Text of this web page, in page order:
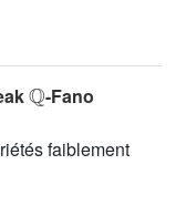
-Fano
faiblement